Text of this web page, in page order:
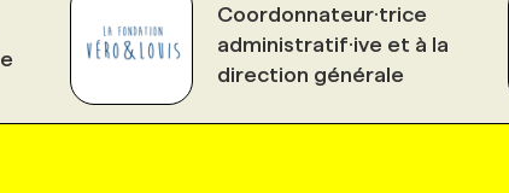
Coordonnateur·trice
administratif·ive et à la
direction générale